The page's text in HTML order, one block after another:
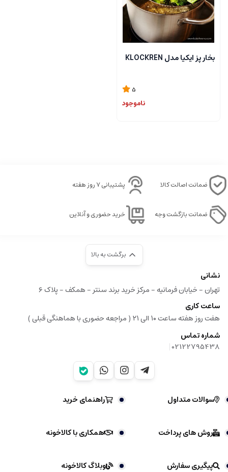
بخار پز ایکیا مدل KLOCKREN
5
ناموجود
ضمانت اصالت کالا پشتیبانی ۷ روز هفته
ضمانت بازگشت وجه خرید حضوری و آنلاین
برگشت به بالا
نشانی
تهران - خیابان فرمانیه - مرکز خرید برند سنتر - همکف - پلاک ۶
ساعت کاری
هفت روز هفته ساعت ۱۰ الی ۲۱ ( مراجعه حضوری با هماهنگی قبلی )
شماره تماس
02122795438
|
سوالات متداول راهنمای خرید
روش های پرداخت همکاری با کالاخونه
پیگیری سفارش وبلاگ کالاخونه